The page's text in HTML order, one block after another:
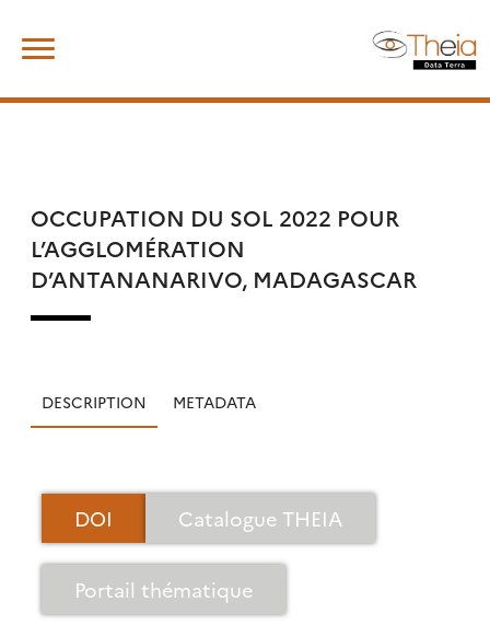
content
OCCUPATION DU SOL 2022 POUR
L’AGGLOMÉRATION
D’ANTANANARIVO, MADAGASCAR
DESCRIPTION METADATA
DOI Catalogue THEIA
Portail thématique